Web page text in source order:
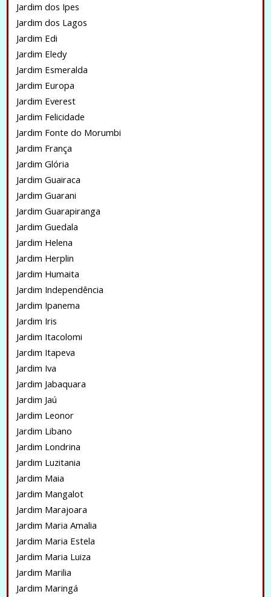
Jardim dos Ipes
Jardim dos Lagos
Jardim Edi
Jardim Eledy
Jardim Esmeralda
Jardim Europa
Jardim Everest
Jardim Felicidade
Jardim Fonte do Morumbi
Jardim França
Jardim Glória
Jardim Guairaca
Jardim Guarani
Jardim Guarapiranga
Jardim Guedala
Jardim Helena
Jardim Herplin
Jardim Humaita
Jardim Independência
Jardim Ipanema
Jardim Iris
Jardim Itacolomi
Jardim Itapeva
Jardim Iva
Jardim Jabaquara
Jardim Jaú
Jardim Leonor
Jardim Libano
Jardim Londrina
Jardim Luzitania
Jardim Maia
Jardim Mangalot
Jardim Marajoara
Jardim Maria Amalia
Jardim Maria Estela
Jardim Maria Luiza
Jardim Marilia
Jardim Maringá